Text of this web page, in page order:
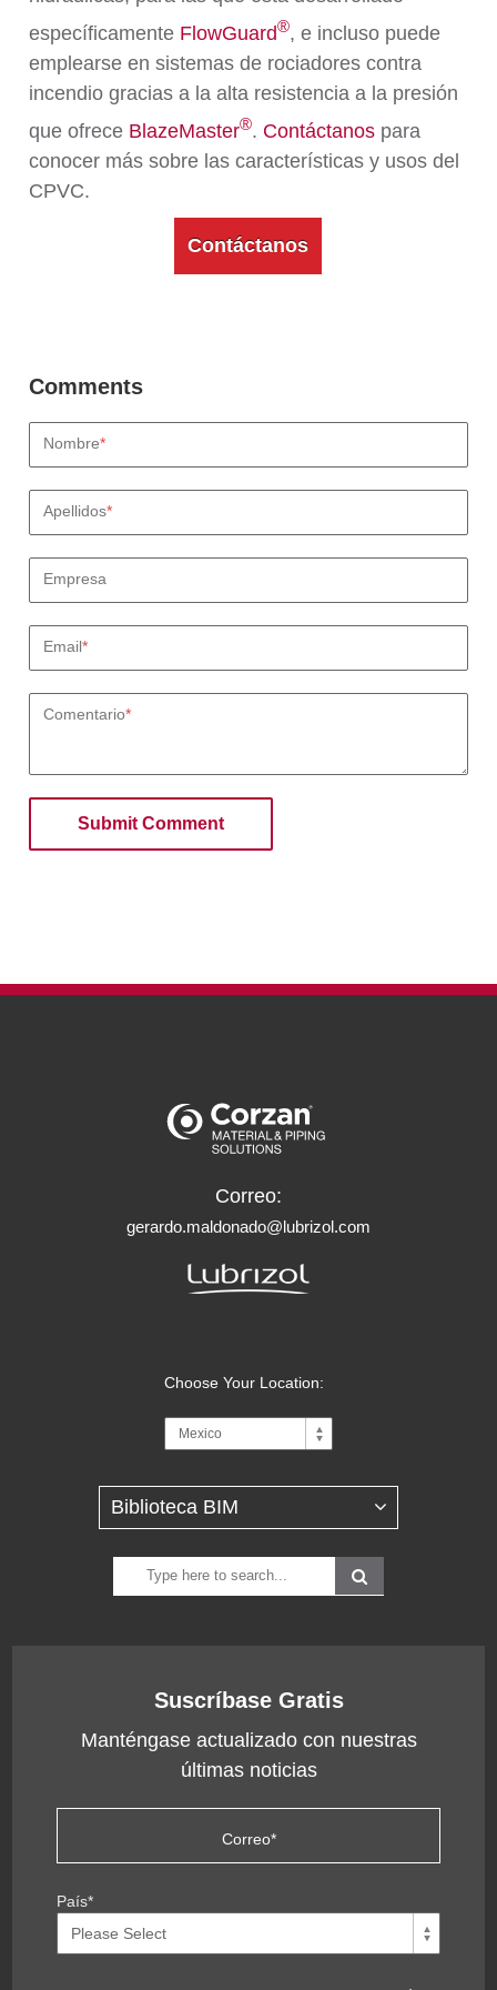
específicamente FlowGuard®, e incluso puede
emplearse en sistemas de rociadores contra
incendio gracias a la alta resistencia a la presión
que ofrece BlazeMaster®. Contáctanospara
conocer más sobre las características y usos del
CPVC.
Contáctanos
Nombre*
Apellidos*
Empresa
Email*
Comentario*
Correo:
gerardo.maldonado@lubrizol.com
Choose Your Location:
Suscríbase Gratis
Manténgase actualizado con nuestras
últimas noticias
País*